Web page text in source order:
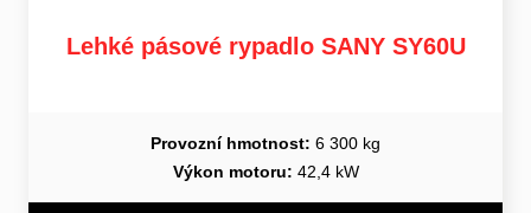
Lehké pásové rypadlo SANY SY60U
Provozní hmotnost: 6 300 kg
Výkon motoru: 42,4 kW